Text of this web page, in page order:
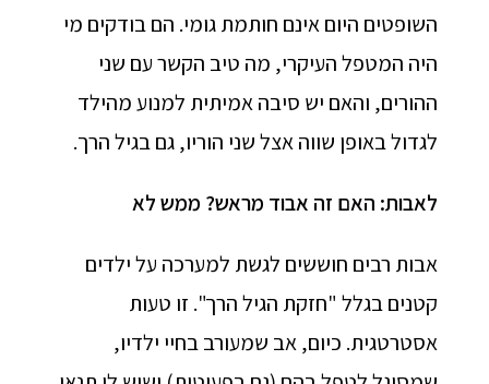
השופטים היום אינם חותמת גומי. הם בודקים מי
היה המטפל העיקרי, מה טיב הקשר עם שני
ההורים, והאם יש סיבה אמיתית למנוע מהילד
לגדול באופן שווה אצל שני הוריו, גם בגיל הרך.
לאבות: האם זה אבוד מראש? ממש לא
אבות רבים חוששים לגשת למערכה על ילדים
קטנים בגלל "חזקת הגיל הרך". זו טעות
אסטרטגית. כיום, אב שמעורב בחיי ילדיו,